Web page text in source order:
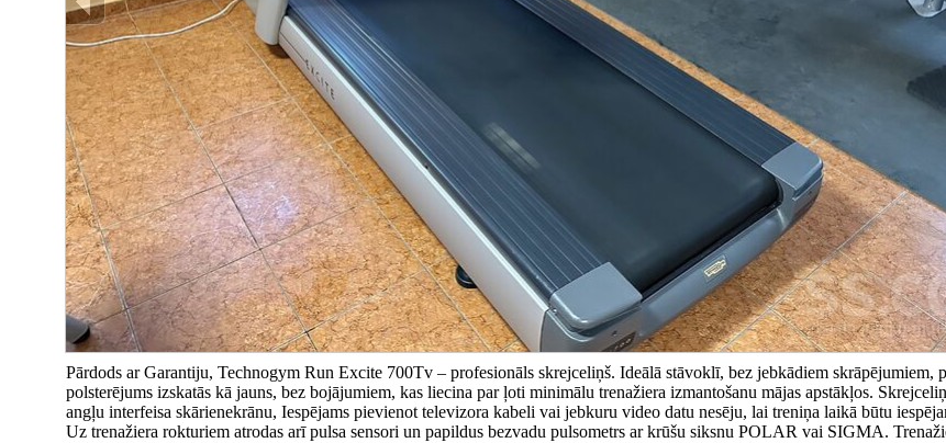
Pārdods ar Garantiju, Technogym Run Excite 700Tv – profesionāls skrejceliņš. Ideālā stāvoklī, bez jebkādiem skrāpējumiem,
polsterējums izskatās kā jauns, bez bojājumiem, kas liecina par ļoti minimālu trenažiera izmantošanu mājas apstākļos.
angļu interfeisa skārienekrānu, Iespējams pievienot televizora kabeli vai jebkuru video datu nesēju, lai treniņa laikā būtu
Uz trenažiera rokturiem atrodas arī pulsa sensori un papildus bezvadu pulsometrs ar krūšu siksnu POLAR vai SIGMA.